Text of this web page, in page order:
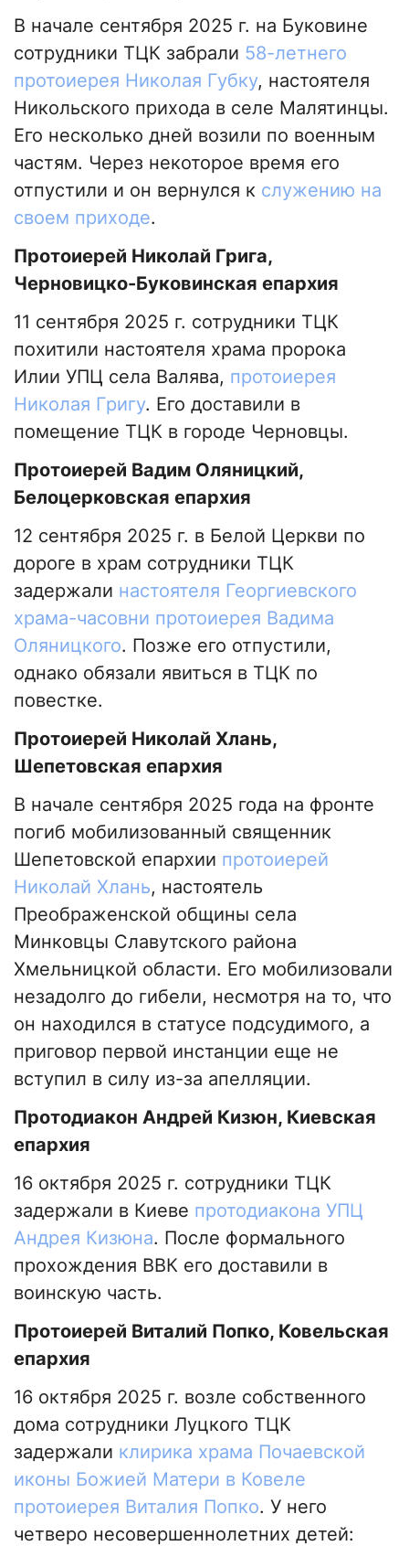
В начале сентября 2025 г. на Буковине
сотрудники ТЦК забрали 58-летнего
протоиерея Николая Губку, настоятеля
Никольского прихода в селе Малятинцы.
Его несколько дней возили по военным
частям. Через некоторое время его
отпустили и он вернулся к служению на
своем приходе.
Протоиерей Николай Грига,
Черновицко-Буковинская епархия
11 сентября 2025 г. сотрудники ТЦК
похитили настоятеля храма пророка
Илии УПЦ села Валява, протоиерея
Николая Григу. Его доставили в
помещение ТЦК в городе Черновцы.
Протоиерей Вадим Оляницкий,
Белоцерковская епархия
12 сентября 2025 г. в Белой Церкви по
дороге в храм сотрудники ТЦК
задержали настоятеля Георгиевского
храма-часовни протоиерея Вадима
Оляницкого. Позже его отпустили,
однако обязали явиться в ТЦК по
повестке.
Протоиерей Николай Хлань,
Шепетовская епархия
В начале сентября 2025 года на фронте
погиб мобилизованный священник
Шепетовской епархии протоиерей
Николай Хлань, настоятель
Преображенской общины села
Минковцы Славутского района
Хмельницкой области. Его мобилизовали
незадолго до гибели, несмотря на то, что
он находился в статусе подсудимого, а
приговор первой инстанции еще не
вступил в силу из-за апелляции.
Протодиакон Андрей Кизюн, Киевская
епархия
16 октября 2025 г. сотрудники ТЦК
задержали в Киеве протодиакона УПЦ
Андрея Кизюна. После формального
прохождения ВВК его доставили в
воинскую часть.
Протоиерей Виталий Попко, Ковельская
епархия
16 октября 2025 г. возле собственного
дома сотрудники Луцкого ТЦК
задержали клирика храма Почаевской
иконы Божией Матери в Ковеле
протоиерея Виталия Попко. У него
четверо несовершеннолетних детей: